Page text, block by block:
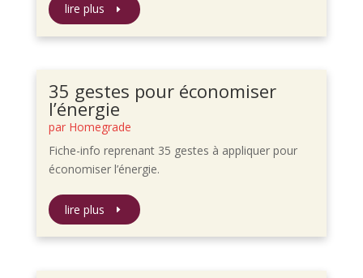
lire plus
35 gestes pour économiser
l’énergie
par Homegrade
Fiche-info reprenant 35 gestes à appliquer pour
économiser l’énergie.
lire plus